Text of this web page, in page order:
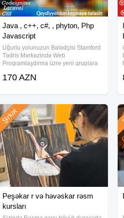
Java , c++, c#, , phyton, Php
Javascript
Uğurlu yolunuzun Bələdçisi Stamford
Tədris Mərkəzində Web
Proqramlaşdırma üzrə yeni qruplara
lahiyələr üzərində aparılır . Bütün yaş
170 AZN
Peşəkar r və həvəskar rəsm
kursları
Şirkət